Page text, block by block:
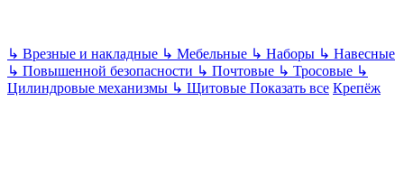
↳ Врезные и накладные ↳ Мебельные ↳ Наборы ↳ Навесные
↳ Повышенной безопасности ↳ Почтовые ↳ Тросовые ↳
Цилиндровые механизмы ↳ Щитовые Показать все Крепёж